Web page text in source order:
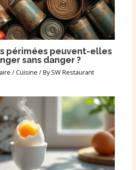
périmées peuvent-elles
sans danger ?
/Cuisine / BySW Restaurant